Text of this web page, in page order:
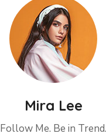
Mira Lee
Follow Me. Be in Trend.